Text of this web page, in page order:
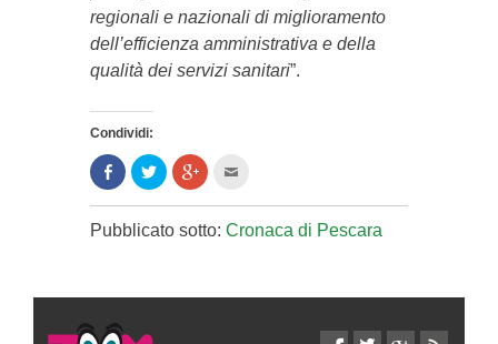
regionali e nazionali di miglioramento
dell’efficienza amministrativa e della
qualità dei servizi sanitari”.
Condividi:
Condividi
su
(Si
apre
in
Clicca
per
su
Twitter
(Si
finestra)
Clicca
per
su
Google+
(Si
finestra)
l'articolo
via
mail
apre
Pubblicato sotto: Cronaca di Pescara